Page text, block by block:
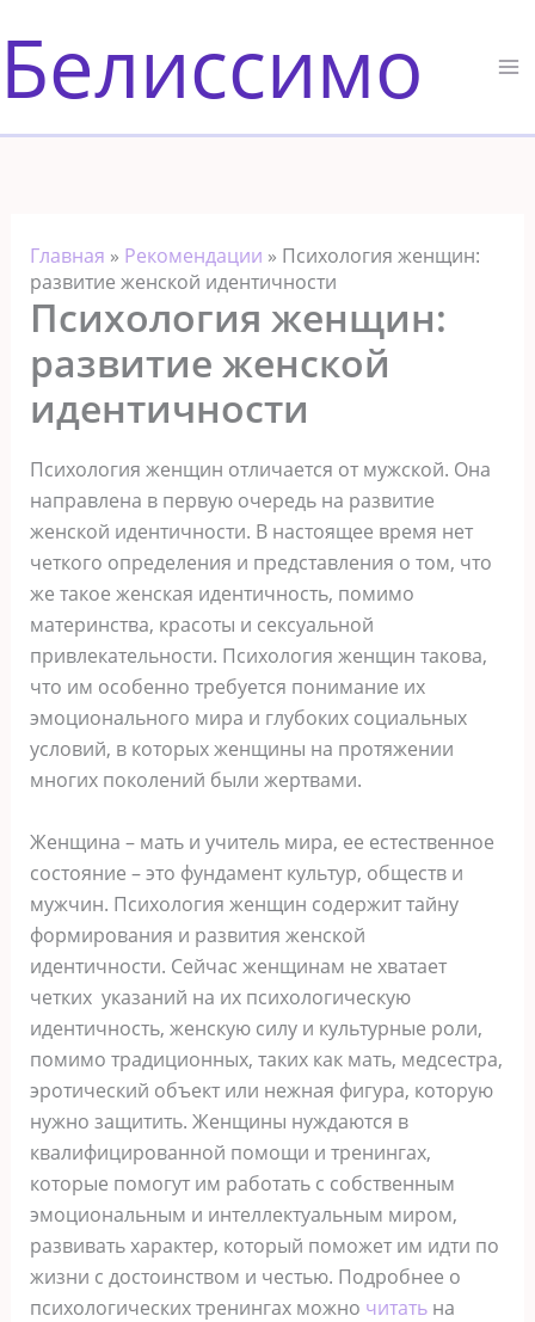
к
содержимому
Белиссимо
Главная » Рекомендации » Психология женщин:
развитие женской идентичности
Психология женщин:
развитие женской
идентичности
Психология женщин отличается от мужской. Она
направлена в первую очередь на развитие
женской идентичности. В настоящее время нет
четкого определения и представления о том, что
же такое женская идентичность, помимо
материнства, красоты и сексуальной
привлекательности. Психология женщин такова,
что им особенно требуется понимание их
эмоционального мира и глубоких социальных
условий, в которых женщины на протяжении
многих поколений были жертвами.
Женщина – мать и учитель мира, ее естественное
состояние – это фундамент культур, обществ и
мужчин. Психология женщин содержит тайну
формирования и развития женской
идентичности. Сейчас женщинам не хватает
четких указаний на их психологическую
идентичность, женскую силу и культурные роли,
помимо традиционных, таких как мать, медсестра,
эротический объект или нежная фигура, которую
нужно защитить. Женщины нуждаются в
квалифицированной помощи и тренингах,
которые помогут им работать с собственным
эмоциональным и интеллектуальным миром,
развивать характер, который поможет им идти по
жизни с достоинством и честью. Подробнее о
психологических тренингах можно читатьна